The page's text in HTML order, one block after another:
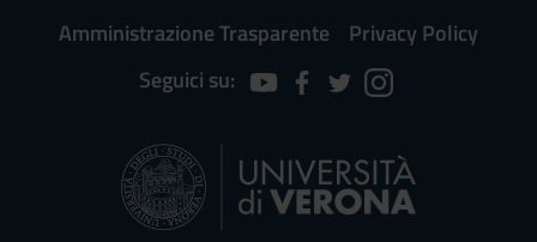
Amministrazione Trasparente
Privacy Policy
Seguici su: